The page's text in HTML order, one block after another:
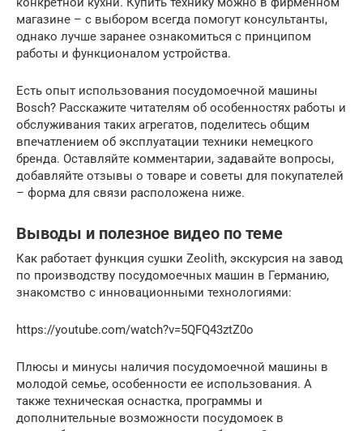
магазине – с выбором всегда помогут консультанты,
однако лучше заранее ознакомиться с принципом
работы и функционалом устройства.
Есть опыт использования посудомоечной машины
Bosch? Расскажите читателям об особенностях работы и
обслуживания таких агрегатов, поделитесь общим
впечатлением об эксплуатации техники немецкого
бренда. Оставляйте комментарии, задавайте вопросы,
добавляйте отзывы о товаре и советы для покупателей
– форма для связи расположена ниже.
Выводы и полезное видео по теме
Как работает функция сушки Zeolith, экскурсия на завод
по производству посудомоечных машин в Германию,
знакомство с инновационными технологиями:
https://youtube.com/watch?v=5QFQ43ztZ0o
Плюсы и минусы наличия посудомоечной машины в
молодой семье, особенности ее использования. А
также техническая оснастка, программы и
дополнительные возможности посудомоек в